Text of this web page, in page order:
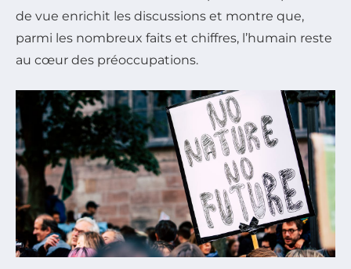
de vue enrichit les discussions et montre que,
parmi les nombreux faits et chiffres, l’humain reste
au cœur des préoccupations.